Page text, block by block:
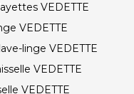
VEDETTE
VEDETTE
linge VEDETTE
VEDETTE
VEDETTE